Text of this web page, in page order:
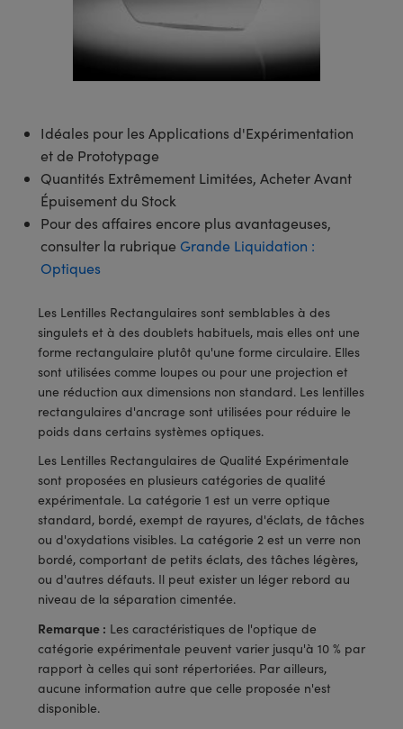
Optiques de SCHOTT
Optiques Traités par
Ionique
Diffractifs (DOE)
Optiques
de Faisceaux Laser
Microscopie Laser
Laser
: Optomécanique
de Microscopie
la Microscopie
Microscope
Modulaires Zoom
Micromètres
de Microscopie
de Poche ou à Mesure Directe
: Microscopie
Cinématographique et
Avancée
pour Objectifs d’Imagerie
et Composants
pour Caméras
: Caméras
Optiques Actifs
: Laboratoire et
par cohérence optique
Development Systems
Optiques Lightpath®
Gratings™
: Laboratoire et
de Série: Test et Détection
Test et Détection
: Laboratoire ou
Idéales pour les Applications d'Expérimentation
et de Prototypage
Quantités Extrêmement Limitées, Acheter Avant
Épuisement du Stock
Pour des affaires encore plus avantageuses,
consulter la rubrique Grande Liquidation :
Optiques
Les Lentilles Rectangulaires sont semblables à des
singulets et à des doublets habituels, mais elles ont une
forme rectangulaire plutôt qu'une forme circulaire. Elles
sont utilisées comme loupes ou pour une projection et
une réduction aux dimensions non standard. Les lentilles
rectangulaires d'ancrage sont utilisées pour réduire le
poids dans certains systèmes optiques.
Les Lentilles Rectangulaires de Qualité Expérimentale
sont proposées en plusieurs catégories de qualité
expérimentale. La catégorie 1 est un verre optique
standard, bordé, exempt de rayures, d'éclats, de tâches
ou d'oxydations visibles. La catégorie 2 est un verre non
bordé, comportant de petits éclats, des tâches légères,
ou d'autres défauts. Il peut exister un léger rebord au
niveau de la séparation cimentée.
Remarque : Les caractéristiques de l'optique de
catégorie expérimentale peuvent varier jusqu'à 10 % par
rapport à celles qui sont répertoriées. Par ailleurs,
aucune information autre que celle proposée n'est
disponible.